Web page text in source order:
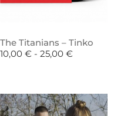
The Titanians – Tinko
10,00 € - 25,00 €